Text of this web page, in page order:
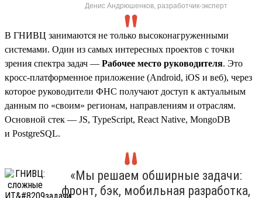
Денис Андрюшенков, разработчик-эксперт
В ГНИВЦ занимаются не только высоконагруженными
системами. Один из самых интересных проектов с точки
зрения спектра задач — Рабочее место руководителя. Это
кросс-платформенное приложение (Android, iOS и веб), через
которое руководители ФНС получают доступ к актуальным
данным по «своим» регионам, направлениям и отраслям.
Основной стек — JS, TypeScript, React Native, MongoDB
и PostgreSQL.
«Мы решаем обширные задачи:
фронт, бэк, мобильная разработка,